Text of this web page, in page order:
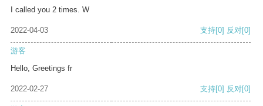
I called you 2 times. W
2022-04-03 支持[0] 反对[0]
游客
Hello, Greetings fr
2022-02-27 支持[0] 反对[0]